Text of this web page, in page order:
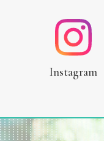
Instagram